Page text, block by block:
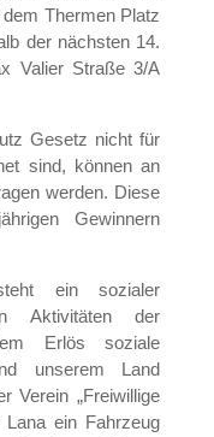
Thermen Platz
der nächsten 14.
Valier Straße 3/A
Gesetz nicht für
sind, können an
werden. Diese
Gewinnern
ein sozialer
Aktivitäten der
Erlös soziale
unserem Land
Verein „Freiwillige
Lana ein Fahrzeug